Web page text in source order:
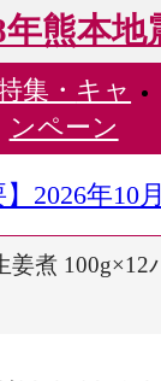
年熊本
集・ キャ
ンペーン
】2026年
姜煮